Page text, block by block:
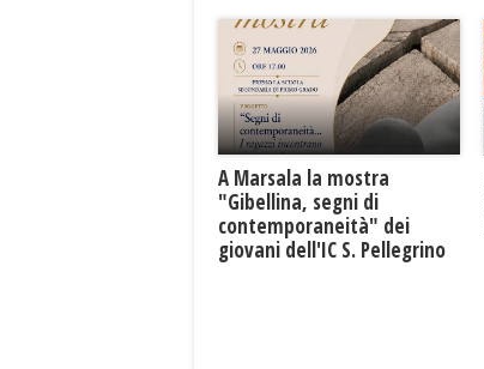
A Marsala la mostra
"Gibellina, segni di
contemporaneità" dei
giovani dell'IC S. Pellegrino